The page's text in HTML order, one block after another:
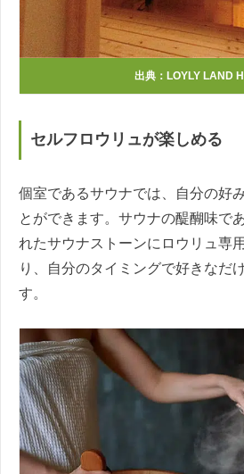
出典： LOYLY LAND
セルフロウリュが楽しめる
個室であるサウナでは、自分の好
とができます。サウナの醍醐味で
れたサウナストーンにロウリュ専
り、自分のタイミングで好きなだ
す。